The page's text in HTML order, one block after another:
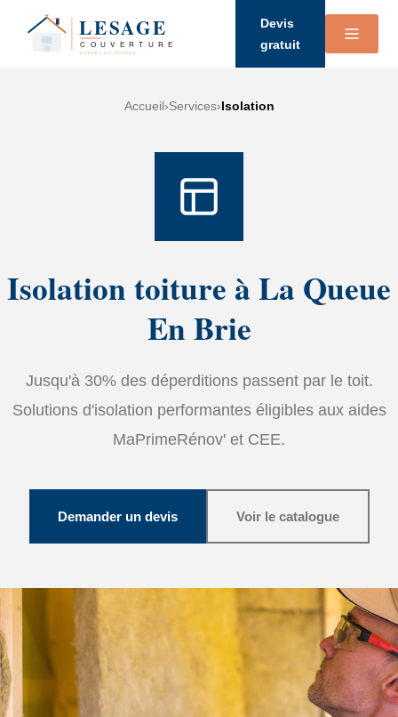
Devis
gratuit
Accueil ›Services› Isolation
Isolation toiture à La Queue
En Brie
Jusqu'à 30% des déperditions passent par le toit.
Solutions d'isolation performantes éligibles aux aides
MaPrimeRénov' et CEE.
Demander un devis Voir le catalogue